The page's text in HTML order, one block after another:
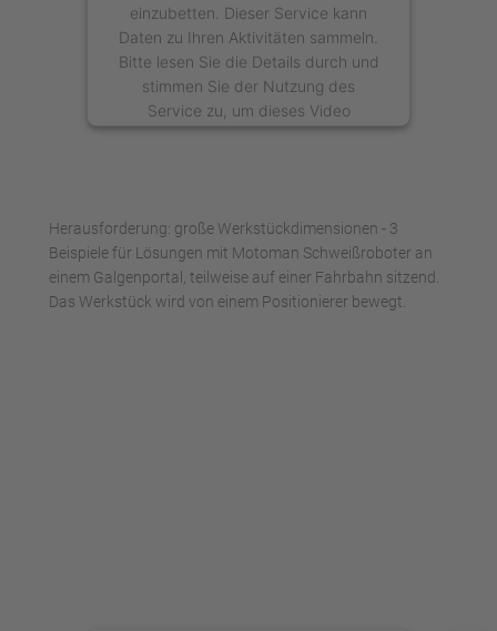
einzubetten. Dieser Service kann
Daten zu Ihren Aktivitäten sammeln.
Bitte lesen Sie die Details durch und
stimmen Sie der Nutzung des
Service zu, um dieses Video
anzusehen.
Akzeptieren
powered by
Usercentrics Consent
Herausforderung: große Werkstückdimensionen - 3
Beispiele für Lösungen mit Motoman Schweißroboter an
einem Galgenportal, teilweise auf einer Fahrbahn sitzend.
Das Werkstück wird von einem Positionierer bewegt.